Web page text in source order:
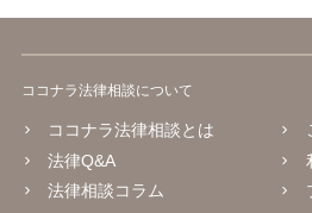
ココナラ法律相談について
ココナラ法律相談とは
法律Q&A
法律相談コラム